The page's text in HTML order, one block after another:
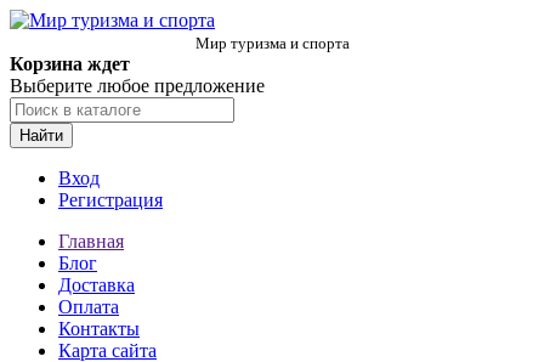
Мир туризма и спорта
Корзина ждет
Выберите любое предложение
Найти
Вход
Регистрация
Главная
Блог
Доставка
Оплата
Контакты
Карта сайта